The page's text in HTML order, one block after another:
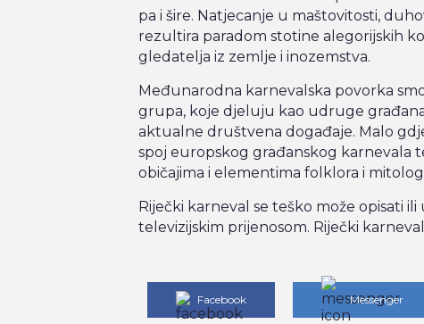
pa i šire. Natjecanje u maštovitosti,
rezultira paradom stotine alegorijskih
gledatelja iz zemlje i inozemstva.
Međunarodna karnevalska povorka
grupa, koje djeluju kao udruge
aktualne društvena događaje. Malo
spoj europskog građanskog karnevala
običajima i elementima folklora i
Riječki karneval se teško može opisati
televizijskim prijenosom. Riječki
Facebook Messenger